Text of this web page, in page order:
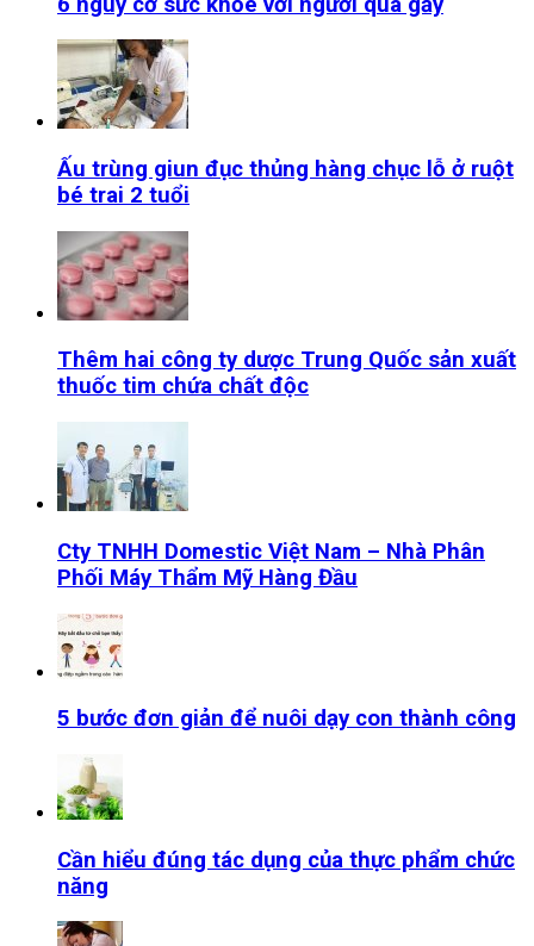
Ấu trùng giun đục thủng hàng chục lỗ ở ruột
bé trai 2 tuổi
Thêm hai công ty dược Trung Quốc sản xuất
thuốc tim chứa chất độc
Cty TNHH Domestic Việt Nam – Nhà Phân
Phối Máy Thẩm Mỹ Hàng Đầu
5 bước đơn giản để nuôi dạy con thành công
Cần hiểu đúng tác dụng của thực phẩm chức
năng